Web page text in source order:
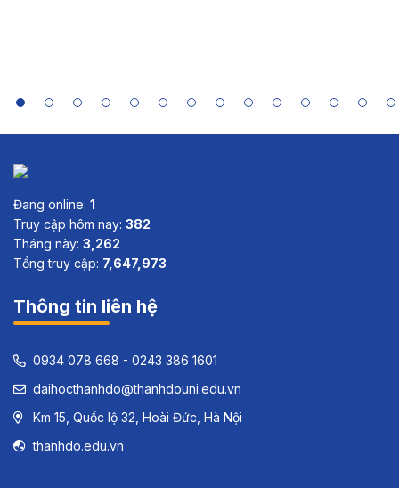
Nam
Đang online: 1
Truy cập hôm nay: 382
Tháng này: 3,262
Tổng truy cập: 7,647,973
Thông tin liên hệ
0934 078 668 - 0243 386 1601
daihocthanhdo@thanhdouni.edu.vn
Km 15, Quốc lộ 32, Hoài Đức, Hà Nội
thanhdo.edu.vn